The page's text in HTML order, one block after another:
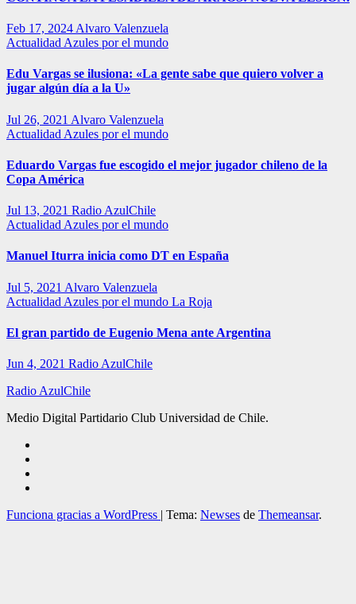
Feb 17, 2024 Alvaro Valenzuela
Actualidad Azules por el mundo
Edu Vargas se ilusiona: «La gente sabe que quiero volver a
jugar algún día a la U»
Jul 26, 2021 Alvaro Valenzuela
Actualidad Azules por el mundo
Eduardo Vargas fue escogido el mejor jugador chileno de la
Copa América
Jul 13, 2021 Radio AzulChile
Actualidad Azules por el mundo
Manuel Iturra inicia como DT en España
Jul 5, 2021 Alvaro Valenzuela
Actualidad Azules por el mundo La Roja
El gran partido de Eugenio Mena ante Argentina
Jun 4, 2021 Radio AzulChile
Radio AzulChile
Medio Digital Partidario Club Universidad de Chile.
Funciona gracias a WordPress | Tema: Newses de Themeansar.